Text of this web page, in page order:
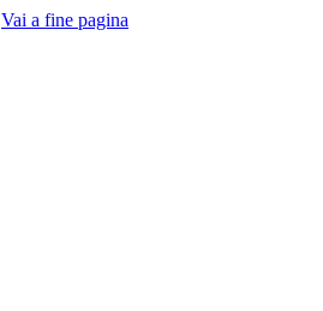
Vai a fine pagina